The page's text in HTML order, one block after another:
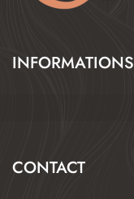
INFORMATIONS
CONTACT